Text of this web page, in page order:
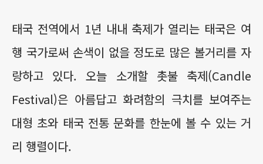
태국 전역에서 1년 내내 축제가 열리는 태국은 여
행 국가로써 손색이 없을 정도로 많은 볼거리를 자
랑하고 있다. 오늘 소개할 촛불 축제(Candle
Festival)은 아름답고 화려함의 극치를 보여주는
대형 초와 태국 전통 문화를 한눈에 볼 수 있는 거
리 행렬이다.